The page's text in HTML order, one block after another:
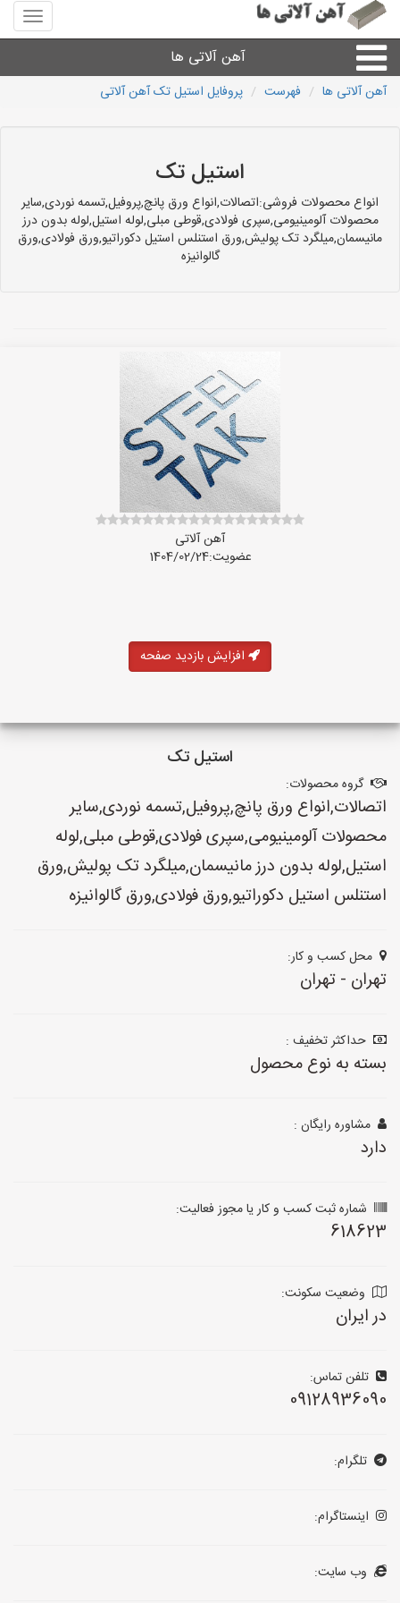
منوی
سایت
آلاتی
آهن آلاتی ها
ورق
لوله و اتصالات
آهن آلاتی ها فهرست پروفایل استیل تک آهن آلاتی
استیل تک
انواع محصولات فروشی:اتصالات,انواع ورق پانچ,پروفیل,تسمه نوردی,سایر
محصولات آلومینیومی,سپری فولادی,قوطی مبلی,لوله استیل,لوله بدون درز
مانیسمان,میلگرد تک پولیش,ورق استنلس استیل دکوراتیو,ورق فولادی,ورق
گالوانیزه
آهن آلاتی
عضویت:1404/02/24
افزایش بازدید صفحه
استیل تک
گروه محصولات:
اتصالات,انواع ورق پانچ,پروفیل,تسمه نوردی,سایر
محصولات آلومینیومی,سپری فولادی,قوطی مبلی,لوله
استیل,لوله بدون درز مانیسمان,میلگرد تک پولیش,ورق
استنلس استیل دکوراتیو,ورق فولادی,ورق گالوانیزه
محل کسب و کار:
تهران - تهران
حداکثر تخفیف :
بسته به نوع محصول
مشاوره رایگان :
دارد
شماره ثبت کسب و کار یا مجوز فعالیت:
618623
وضعیت سکونت:
در ایران
تلفن تماس:
09128936090
تلگرام:
اینستاگرام:
وب سایت: